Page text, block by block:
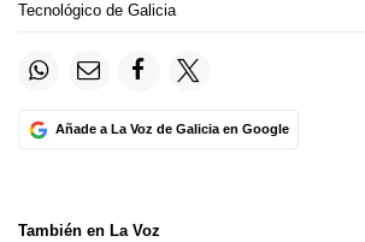
Tecnológico de Galicia
Añade a La Voz de Galicia en Google
También en La Voz